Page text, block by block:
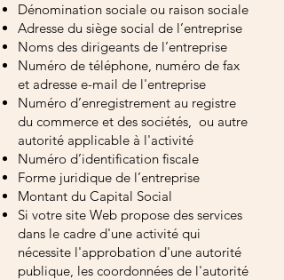
Dénomination sociale ou raison sociale
Adresse du siège social de l’entreprise
Noms des dirigeants de l’entreprise
Numéro de téléphone, numéro de fax
et adresse e-mail de l'entreprise
Numéro d’enregistrement au registre
du commerce et des sociétés, ou autre
autorité applicable à l'activité
Numéro d’identification fiscale
Forme juridique de l’entreprise
Montant du Capital Social
Si votre site Web propose des services
dans le cadre d'une activité qui
nécessite l'approbation d'une autorité
publique, les coordonnées de l'autorité